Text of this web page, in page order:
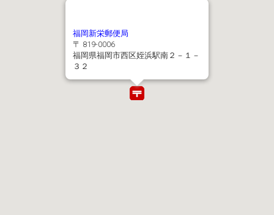
福岡新栄郵便局
〒 819-0006
福岡県福岡市西区姪浜駅南２－１－
３２